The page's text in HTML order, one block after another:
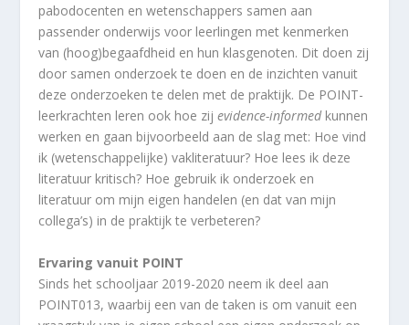
pabodocenten en wetenschappers samen aan
passender onderwijs voor leerlingen met kenmerken
van (hoog)begaafdheid en hun klasgenoten. Dit doen zij
door samen onderzoek te doen en de inzichten vanuit
deze onderzoeken te delen met de praktijk. De POINT-
leerkrachten leren ook hoe zijevidence-informedkunnen
werken en gaan bijvoorbeeld aan de slag met: Hoe vind
ik (wetenschappelijke) vakliteratuur? Hoe lees ik deze
literatuur kritisch? Hoe gebruik ik onderzoek en
literatuur om mijn eigen handelen (en dat van mijn
collega’s) in de praktijk te verbeteren?
Ervaring vanuit POINT
Sinds het schooljaar 2019-2020 neem ik deel aan
POINT013, waarbij een van de taken is om vanuit een